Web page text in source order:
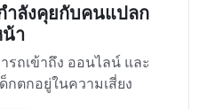
ำลังคุยกับคนแปลก
า
รถเข้าถึง ออนไลน์ และ
กตกอยู่ในความเสี่ยง